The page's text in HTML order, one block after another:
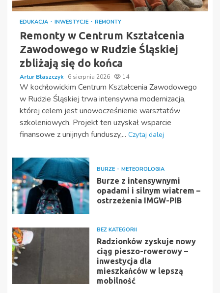
EDUKACJA INWESTYCJE REMONTY
Remonty w Centrum Kształcenia
Zawodowego w Rudzie Śląskiej
zbliżają się do końca
Artur Błaszczyk 6 sierpnia 2026 14
W kochłowickim Centrum Kształcenia Zawodowego
w Rudzie Śląskiej trwa intensywna modernizacja,
której celem jest unowocześnienie warsztatów
szkoleniowych. Projekt ten uzyskał wsparcie
finansowe z unijnych funduszy,... Czytaj dalej
BURZE METEOROLOGIA
Burze z intensywnymi
opadami i silnym wiatrem –
ostrzeżenia IMGW-PIB
BEZ KATEGORII
Radzionków zyskuje nowy
ciąg pieszo-rowerowy –
inwestycja dla
mieszkańców w lepszą
mobilność